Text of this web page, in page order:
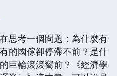
思考一個問題：為什麼有
的國傢卻停滯不前？是什
巨輪滾滾嚮前？《經濟學